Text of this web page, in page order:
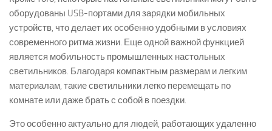
оборудованы USB-портами для зарядки мобильных
устройств, что делает их особенно удобными в условиях
современного ритма жизни. Еще одной важной функцией
является мобильность промышленных настольных
светильников. Благодаря компактным размерам и легким
материалам, такие светильники легко перемещать по
комнате или даже брать с собой в поездки.
Это особенно актуально для людей, работающих удаленно